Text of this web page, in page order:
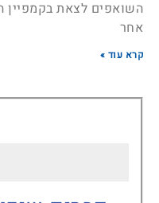
השואפים לצאת
אחר
קרא עוד »